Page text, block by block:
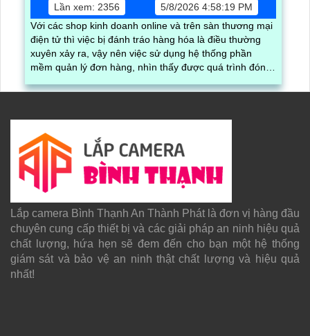
Lần xem: 2356
5/8/2026 4:58:19 PM
Với các shop kinh doanh online và trên sàn thương mại
điện tử thì việc bị đánh tráo hàng hóa là điều thường
xuyên xảy ra, vậy nên việc sử dụng hệ thống phần
mềm quản lý đơn hàng, nhìn thấy được quá trình đóng
được ghi lại một cách dễ dàng
Lắp camera Bình Thạnh An Thành Phát là đơn vị hàng đầu
chuyên cung cấp thiết bị và các giải pháp an ninh hiệu quả
chất lượng, hứa hẹn sẽ đem đến cho bạn một hệ thống
giám sát và bảo vệ an ninh thật chất lượng và hiệu quả
nhất!